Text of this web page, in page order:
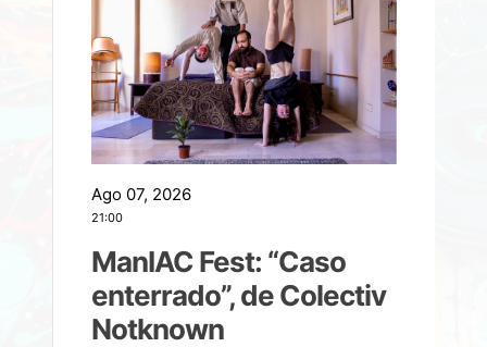
Ago 07, 2026
21:00
ManIAC Fest: “Caso
enterrado”, de Colectiv
Notknown